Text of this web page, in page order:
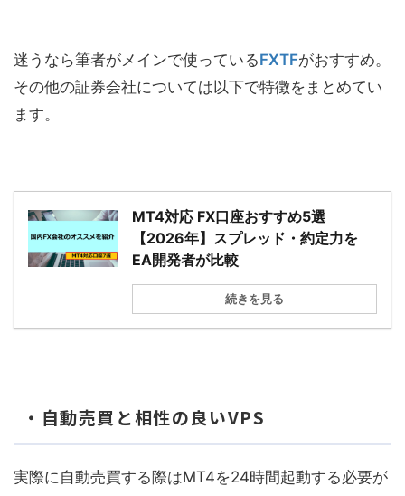
迷うなら筆者がメインで使っているFXTFがおすすめ。
その他の証券会社については以下で特徴をまとめてい
ます。
MT4対応 FX口座おすすめ5選
【2026年】スプレッド・約定力を
EA開発者が比較
続きを見る
・自動売買と相性の良いVPS
実際に自動売買する際はMT4を24時間起動する必要が